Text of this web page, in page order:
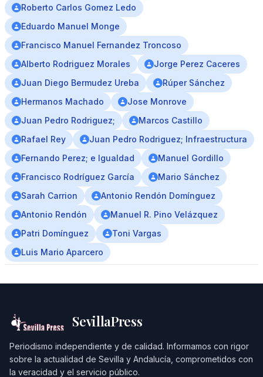
Roberto Carlos Gomez Ledo
Eduardo Manuel Monge
Francisco Manuel Fernandez Troncoso
Alberto Rodriguez Morales
Jorge Perez Caceres
Juan Diego Bermudez Ureba
Rúper Sánchez
Hermanos Machado
Jose Monrove
Juan Pedro Rodriguez;
Marcos Castillo
Rafael Rey
Juan Pedro Rodriguez; Infraestructura
Fernando Perez; e Igualdad
Manuel Gordillo
Francisco Rodríguez García
Mario Sánchez
Sarah Carrion
Antonio Rendón Domínguez
Antonio Rendón
Manuel R. Pino Velázquez
Patri Domínguez
Toni Vargas
Luis Mario Aparcero
SevillaPress
Periodismo independiente y de calidad. Informamos con rigor
sobre la actualidad de Sevilla y Andalucía, comprometidos con
la veracidad y el servicio público.